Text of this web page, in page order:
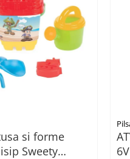
si forme
Sweety